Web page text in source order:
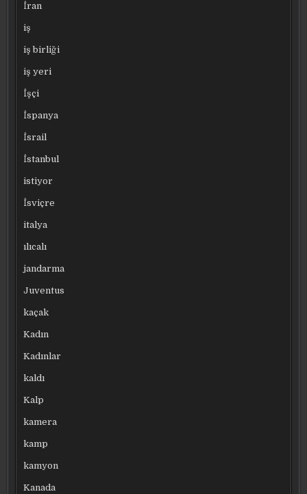
İran
iş
iş birliği
iş yeri
İşçi
İspanya
İsrail
İstanbul
istiyor
İsviçre
italya
ılıcalı
jandarma
Juventus
kaçak
Kadın
Kadınlar
kaldı
Kalp
kamera
kamp
kamyon
Kanada